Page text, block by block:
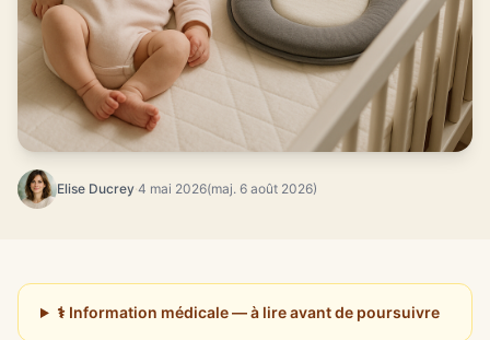
Elise Ducrey·4 mai 2026(maj. 6 août 2026)
⚕️ Information médicale — à lire avant de poursuivre